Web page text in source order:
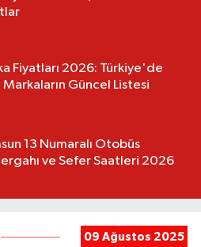
Fiyatları 2026: Türkiye'de
Markaların Güncel Listesi
13 Numaralı Otobüs
ve Sefer Saatleri 2026
09 Ağustos 2025